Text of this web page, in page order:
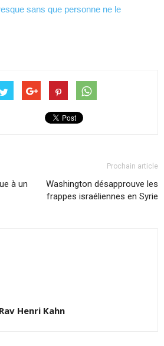
sans que personne ne le
à un
Prochain article
Washington désapprouve les
frappes israéliennes en Syrie
Rav Henri Kahn